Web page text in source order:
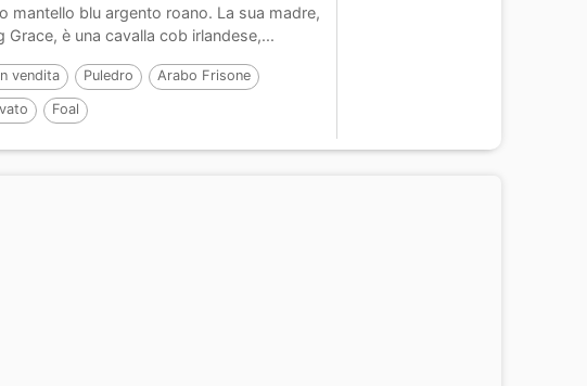
mantello blu argento roano. La sua madre,
Grace, è una cavalla cob irlandese,...
vendita Puledro Arabo Frisone
Foal